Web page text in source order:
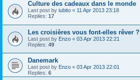
Culture des cadeaux dans le monde
Last post by iubito « 11 Apr 2013 23:18
Replies: 17
Les croisières vous font-elles rêver ?
Last post by Enzo « 03 Apr 2013 22:21
Replies: 49
Danemark
Last post by Enzo « 03 Apr 2013 22:01
Replies: 6